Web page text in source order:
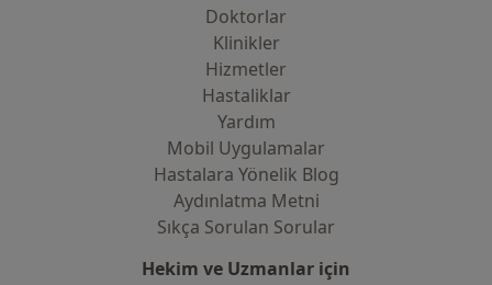
Doktorlar
Klinikler
Hizmetler
Hastaliklar
Yardım
Mobil Uygulamalar
Hastalara Yönelik Blog
Aydınlatma Metni
Sıkça Sorulan Sorular
Hekim ve Uzmanlar için